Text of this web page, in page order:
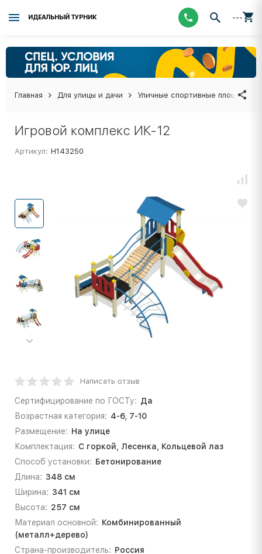
ИДЕАЛЬНЫЙ ТУРНИК ---
Главная Для улицы и дачи Уличные спортивные площадки
Игровой комплекс ИК-12
Артикул: Н143250
Написать отзыв
Сертифицирование по ГОСТу: Да
Возрастная категория: 4-6, 7-10
Размещение: На улице
Комплектация: С горкой, Лесенка, Кольцевой лаз
Способ установки: Бетонирование
Длина: 348 см
Ширина: 341 см
Высота: 257 см
Материал основной: Комбинированный
(металл+дерево)
Страна-производитель: Россия